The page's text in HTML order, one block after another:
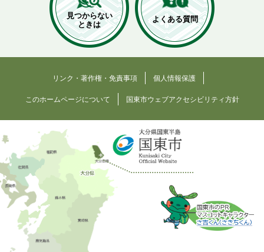
見つからない
ときは
よくある質問
リンク・著作権・免責事項 個人情報保護
このホームページについて 国東市ウェブアクセシビリティ方針